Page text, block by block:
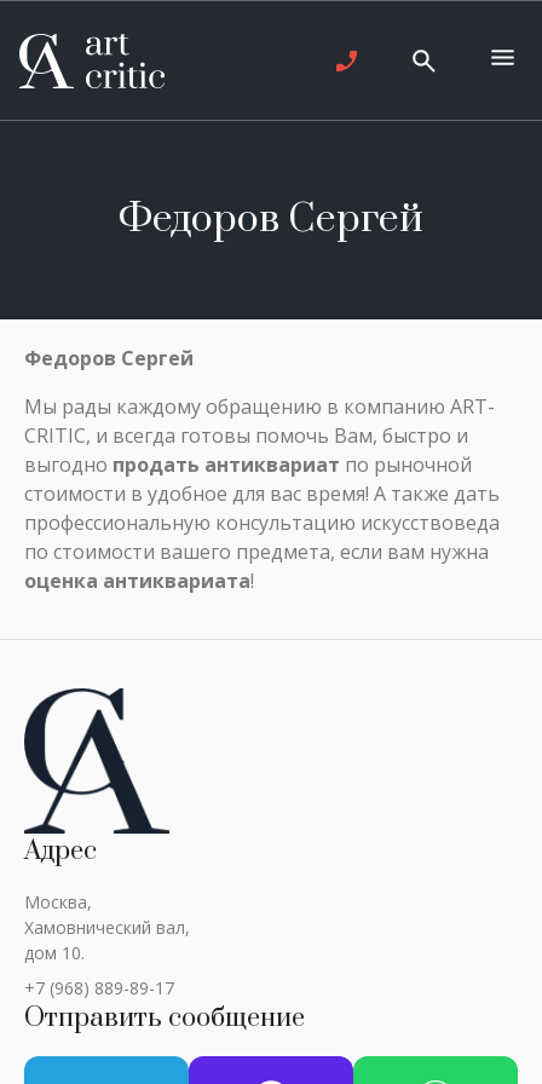
Федоров Сергей
Федоров Сергей
Мы рады каждому обращению в компанию ART-
CRITIC, и всегда готовы помочь Вам, быстро и
выгодно продать антиквариат по рыночной
стоимости в удобное для вас время! А также дать
профессиональную консультацию искусствоведа
по стоимости вашего предмета, если вам нужна
оценка антиквариата!
Адрес
Москва,
Хамовнический вал,
дом 10.
+7 (968) 889-89-17
Отправить сообщение